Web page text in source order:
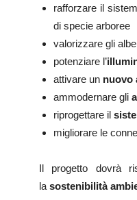
rafforzare il
di specie arboree
valorizzare gli
potenziare l’
attivare un nuovo
ammodernare gli
riprogettare il
migliorare le
Il progetto dovrà
la sostenibilità